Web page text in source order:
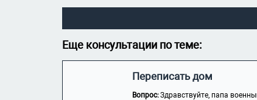
Еще консультации по теме:
Переписать дом
Вопрос:Здравствуйте, папа